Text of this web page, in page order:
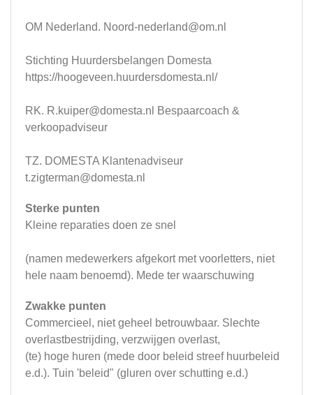
OM Nederland. Noord-nederland@om.nl
Stichting Huurdersbelangen Domesta
https://hoogeveen.huurdersdomesta.nl/
RK. R.kuiper@domesta.nl
Bespaarcoach &
verkoopadviseur
TZ. DOMESTA Klantenadviseur
t.zigterman@domesta.nl
Sterke punten
Kleine reparaties doen ze snel
(namen medewerkers afgekort met voorletters, niet
hele naam benoemd). Mede ter waarschuwing
Zwakke punten
Commercieel, niet geheel betrouwbaar. Slechte
overlastbestrijding, verzwijgen overlast,
(te) hoge huren (mede door beleid streef huurbeleid
e.d.). Tuin 'beleid" (gluren over schutting e.d.)